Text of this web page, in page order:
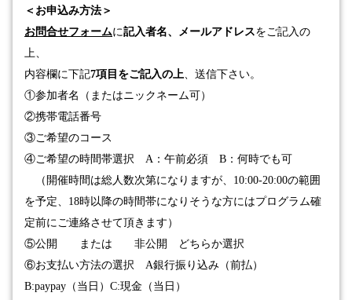
＜お申込み方法＞
お問合せフォームに記入者名、メールアドレスをご記入の
上、
内容欄に下記7項目をご記入の上 、送信下さい。
①参加者名（またはニックネーム可）
②携帯電話番号
③ご希望のコース
④ご希望の時間帯選択 A ：午前必須 B ：何時でも可
（開催時間は総人数次第になりますが、10:00-20:00の範囲
を予定、18時以降の時間帯になりそうな方にはプログラム確
定前にご連絡させて頂きます）
⑤公開 または 非公開 どちらか選択
⑥お支払い方法の選択 A銀行振り込み（前払）
B:paypay （当日） C:現金（当日）